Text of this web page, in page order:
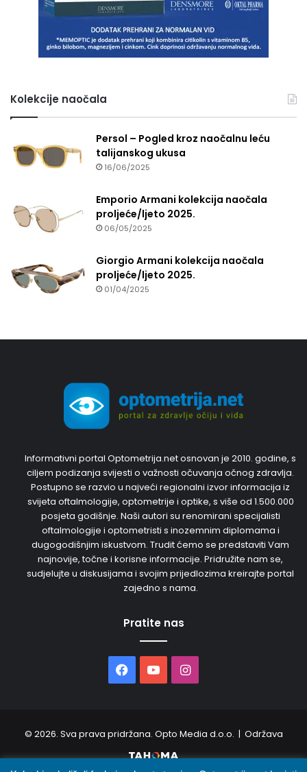
Kolekcije naočala
Persol – Pogled kroz naočalnu leću
talijanskog ukusa
16/06/2025
Emporio Armani kolekcija naočala
proljeće/ljeto 2025.
06/05/2025
Giorgio Armani kolekcija naočala
proljeće/ljeto 2025.
01/04/2025
Informativni portal Optometrija.net osnovan je 2010. godine, s
ciljem podizanja svijesti o važnosti očuvanja očnog zdravlja.
Postupno se razvio u najveći regionalni izvor informacija iz
svijeta oftalmologije, optometrije i optike, s više od 1.500.000
posjeta godišnje. Naši autori su renomirani specijalisti
oftalmologije i optometristi s inozemnim diplomama i
dugogodišnjim iskustvom. Trudit ćemo se predstaviti Vam
najnovije, točne i korisne informacije. Pridružite nam se,
sudjelujte u diskusijama i svojim prijedlozima kreirajte portal
zajedno s nama.
Pratite nas
Facebook
YouTubeInstagram
© 2026. Sva prava pridržana. Opto Media d.o.o. | Održava